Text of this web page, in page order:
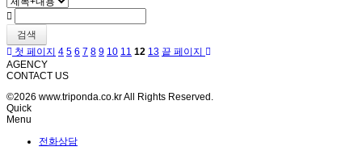
검색
첫 페이지 4 5 6 7 8 9 10 11 12 13 끝 페이지
AGENCY
CONTACT US
©2026 www.triponda.co.kr All Rights Reserved.
Quick
Menu
전화상담